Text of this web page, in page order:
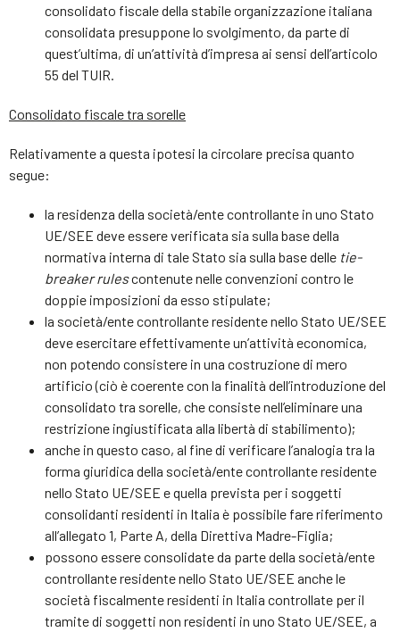
consolidato fiscale della stabile organizzazione italiana
consolidata presuppone lo svolgimento, da parte di
quest’ultima, di un’attività d’impresa ai sensi dell’articolo
55 del TUIR.
Consolidato fiscale tra sorelle
Relativamente a questa ipotesi la circolare precisa quanto
segue:
la residenza della società/ente controllante in uno Stato
UE/SEE deve essere verificata sia sulla base della
normativa interna di tale Stato sia sulla base delle tie-
breaker rulescontenute nelle convenzioni contro le
doppie imposizioni da esso stipulate;
la società/ente controllante residente nello Stato UE/SEE
deve esercitare effettivamente un’attività economica,
non potendo consistere in una costruzione di mero
artificio (ciò è coerente con la finalità dell’introduzione del
consolidato tra sorelle, che consiste nell’eliminare una
restrizione ingiustificata alla libertà di stabilimento);
anche in questo caso, al fine di verificare l’analogia tra la
forma giuridica della società/ente controllante residente
nello Stato UE/SEE e quella prevista per i soggetti
consolidanti residenti in Italia è possibile fare riferimento
all’allegato 1, Parte A, della Direttiva Madre-Figlia;
possono essere consolidate da parte della società/ente
controllante residente nello Stato UE/SEE anche le
società fiscalmente residenti in Italia controllate per il
tramite di soggetti non residenti in uno Stato UE/SEE, a